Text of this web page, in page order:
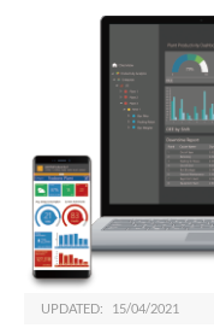
UPDATED: 15/04/2021